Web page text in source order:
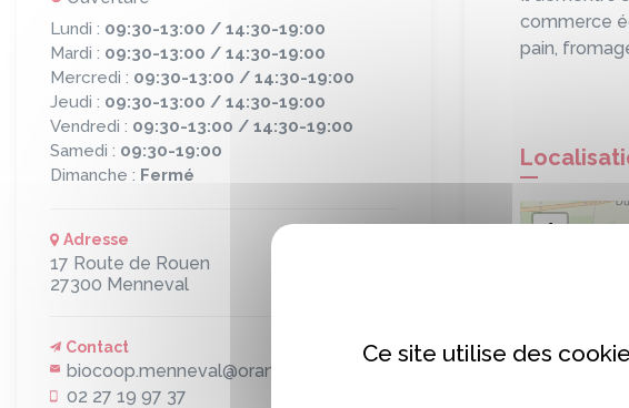
Lundi : 09:30-13:00 / 14:30-19:00
Mardi : 09:30-13:00 / 14:30-19:00
Mercredi : 09:30-13:00 / 14:30-19:00
Jeudi : 09:30-13:00 / 14:30-19:00
Vendredi : 09:30-13:00 / 14:30-19:00
Samedi : 09:30-19:00
Dimanche : Fermé
Adresse
17 Route de Rouen
27300 Menneval
Contact
biocoop.menneval@orange.fr
02 27 19 97 37
commerce
pain,
+
Ce site utilise des